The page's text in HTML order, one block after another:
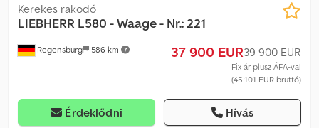
Regensburg 586 km
Kerekes rakodó
LIEBHERR L580 - Waage - Nr.: 221
37 900 EUR39 900 EUR
Fix ár plusz ÁFA-val
(45 101 EUR bruttó)
Érdeklődni Hívás